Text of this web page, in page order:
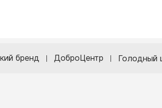
бренд ДоброЦентр Голодный